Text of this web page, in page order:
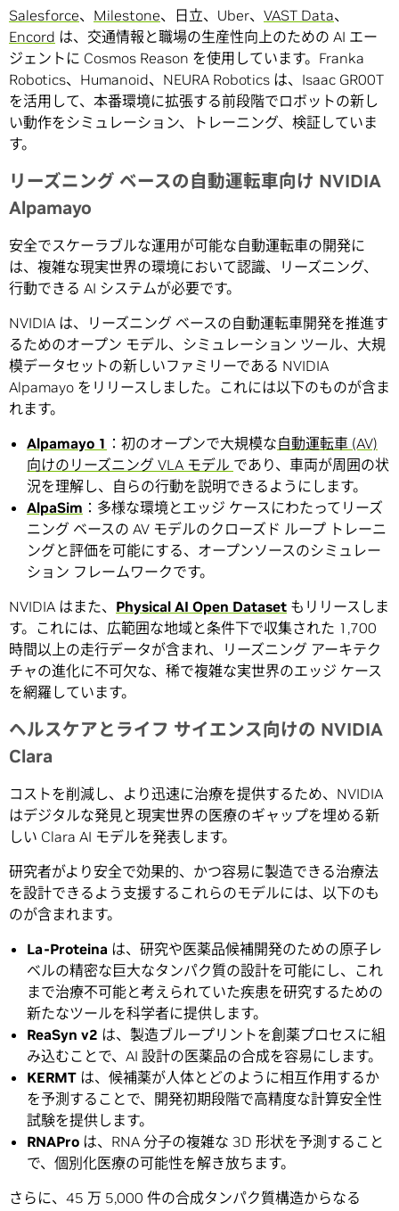
Salesforce、 Milestone、日立、Uber、 VAST Data、
Encord は、交通情報と職場の生産性向上のための AI エー
ジェントに Cosmos Reason を使用しています。Franka
Robotics、Humanoid、NEURA Robotics は、Isaac GR00T
を活用して、本番環境に拡張する前段階でロボットの新し
い動作をシミュレーション、トレーニング、検証していま
す。
リーズニング ベースの自動運転車向け NVIDIA
Alpamayo
安全でスケーラブルな運用が可能な自動運転車の開発に
は、複雑な現実世界の環境において認識、リーズニング、
行動できる AI システムが必要です。
NVIDIA は、リーズニング ベースの自動運転車開発を推進す
るためのオープン モデル、シミュレーション ツール、大規
模データセットの新しいファミリーである NVIDIA
Alpamayo をリリースしました。これには以下のものが含ま
れます。
Alpamayo 1 ：初のオープンで大規模な自動運転車 (AV)
向けのリーズニング VLA モデル であり、車両が周囲の状
況を理解し、自らの行動を説明できるようにします。
AlpaSim ：多様な環境とエッジ ケースにわたってリーズ
ニング ベースの AV モデルのクローズド ループ トレーニ
ングと評価を可能にする、オープンソースのシミュレー
ション フレームワークです。
NVIDIA はまた、 Physical AI Open Dataset もリリースしま
す。これには、広範囲な地域と条件下で収集された 1,700
時間以上の走行データが含まれ、リーズニング アーキテク
チャの進化に不可欠な、稀で複雑な実世界のエッジ ケース
を網羅しています。
ヘルスケアとライフ サイエンス向けの NVIDIA
Clara
コストを削減し、より迅速に治療を提供するため、NVIDIA
はデジタルな発見と現実世界の医療のギャップを埋める新
しい Clara AI モデルを発表します。
研究者がより安全で効果的、かつ容易に製造できる治療法
を設計できるよう支援するこれらのモデルには、以下のも
のが含まれます。
La-Proteina は、研究や医薬品候補開発のための原子レ
ベルの精密な巨大なタンパク質の設計を可能にし、これ
まで治療不可能と考えられていた疾患を研究するための
新たなツールを科学者に提供します。
ReaSyn v2 は、製造ブループリントを創薬プロセスに組
み込むことで、AI 設計の医薬品の合成を容易にします。
KERMT は、候補薬が人体とどのように相互作用するか
を予測することで、開発初期段階で高精度な計算安全性
試験を提供します。
RNAPro は、RNA 分子の複雑な 3D 形状を予測すること
で、個別化医療の可能性を解き放ちます。
さらに、45 万 5,000 件の合成タンパク質構造からなる